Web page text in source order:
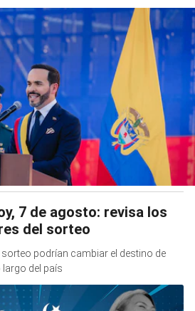
7 de agosto: revisa los
del sorteo
podrían cambiar el destino de
del país